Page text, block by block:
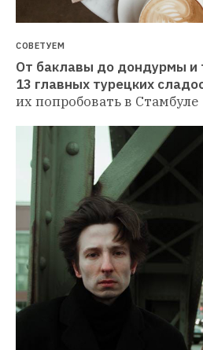
СОВЕТУЕМ
От баклавы до дондурмы и
13 главных турецких
их попробовать в Стамбуле